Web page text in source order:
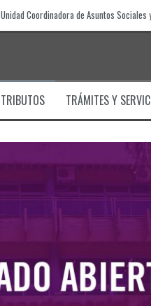
Unidad Coordinadora de Asuntos Sociales
TRIBUTOS TRÁMITES Y